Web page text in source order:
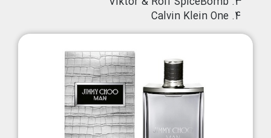
Calvin Klein One